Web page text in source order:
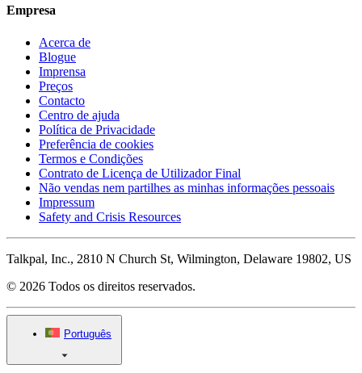
Empresa
Acerca de
Blogue
Imprensa
Preços
Contacto
Centro de ajuda
Política de Privacidade
Preferência de cookies
Termos e Condições
Contrato de Licença de Utilizador Final
Não vendas nem partilhes as minhas informações pessoais
Impressum
Safety and Crisis Resources
Talkpal, Inc., 2810 N Church St, Wilmington, Delaware 19802, US
© 2026 Todos os direitos reservados.
Português